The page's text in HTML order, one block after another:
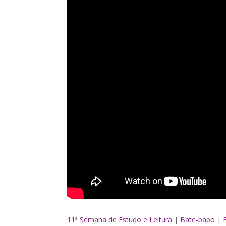
11ª Semana de Estudo e Leitura | Bate-papo |